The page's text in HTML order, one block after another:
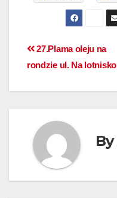
27.Plama oleju na
rondzie ul. Na lotnisko
By